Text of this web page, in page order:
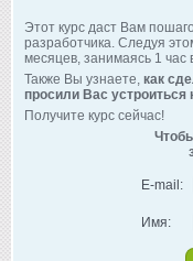
Этот курс даст Вам
разработчика. Следуя
месяцев, занимаясь 1 час
Также Вы узнаете, как
просили Вас устроиться
Получите курс сейчас!
E-mail:
Имя: